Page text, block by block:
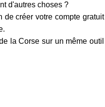
d'autres choses ?
de créer votre compte gratuit
la Corse sur un même outil